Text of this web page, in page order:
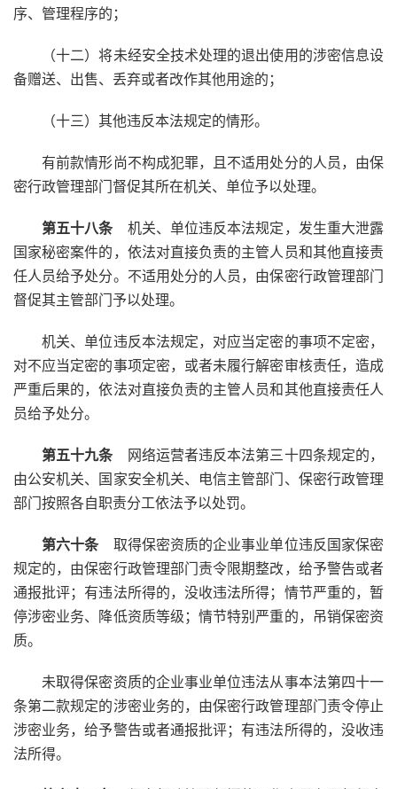
序、管理程序的；
（十二）将未经安全技术处理的退出使用的涉密信息设
备赠送、出售、丢弃或者改作其他用途的；
（十三）其他违反本法规定的情形。
有前款情形尚不构成犯罪，且不适用处分的人员，由保
密行政管理部门督促其所在机关、单位予以处理。
第五十八条机关、单位违反本法规定，发生重大泄露
国家秘密案件的，依法对直接负责的主管人员和其他直接责
任人员给予处分。不适用处分的人员，由保密行政管理部门
督促其主管部门予以处理。
机关、单位违反本法规定，对应当定密的事项不定密，
对不应当定密的事项定密，或者未履行解密审核责任，造成
严重后果的，依法对直接负责的主管人员和其他直接责任人
员给予处分。
第五十九条网络运营者违反本法第三十四条规定的，
由公安机关、国家安全机关、电信主管部门、保密行政管理
部门按照各自职责分工依法予以处罚。
第六十条取得保密资质的企业事业单位违反国家保密
规定的，由保密行政管理部门责令限期整改，给予警告或者
通报批评；有违法所得的，没收违法所得；情节严重的，暂
停涉密业务、降低资质等级；情节特别严重的，吊销保密资
质。
未取得保密资质的企业事业单位违法从事本法第四十一
条第二款规定的涉密业务的，由保密行政管理部门责令停止
涉密业务，给予警告或者通报批评；有违法所得的，没收违
法所得。